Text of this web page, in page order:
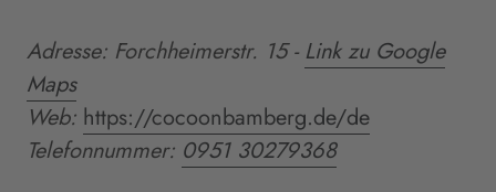
Adresse: Forchheimerstr. 15 - Link zu Google
Maps
Web: https://cocoonbamberg.de/de
Telefonnummer: 0951 30279368